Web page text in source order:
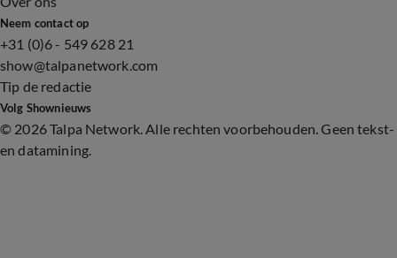
Neem contact op
+31 (0)6 - 549 628 21
show@talpanetwork.com
Tip de redactie
Volg Shownieuws
© 2026 Talpa Network. Alle rechten voorbehouden. Geen tekst-
en datamining.